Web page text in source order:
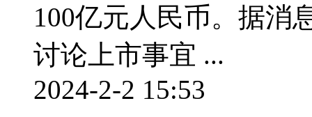
100亿元人民币。据消
讨论上市事宜 ...
2024-2-2 15:53